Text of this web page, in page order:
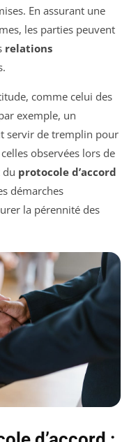
En assurant une
les parties peuvent
relations
comme celui des
exemple, un
servir de tremplin pour
observées lors de
du protocole d’accord
démarches
la pérennité des